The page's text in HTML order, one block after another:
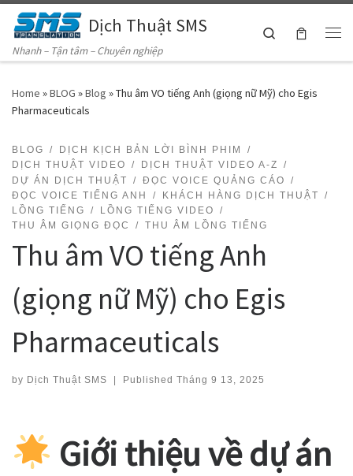
Skip to contentDịch Thuật SMS
Nhanh – Tận tâm – Chuyên nghiệp
Search
Home »BLOG »Blog »Thu âm VO tiếng Anh (giọng nữ Mỹ) cho Egis
Pharmaceuticals
BLOG
DỊCH KỊCH BẢN LỜI BÌNH PHIM
DỊCH THUẬT VIDEO
DỊCH THUẬT VIDEO A-Z
DỰ ÁN DỊCH THUẬT
ĐỌC VOICE QUẢNG CÁO
ĐỌC VOICE TIẾNG ANH
KHÁCH HÀNG DỊCH THUẬT
LỒNG TIẾNG
LỒNG TIẾNG VIDEO
THU ÂM GIỌNG ĐỌC
THU ÂM LỒNG TIẾNG
Thu âm VO tiếng Anh
(giọng nữ Mỹ) cho Egis
Pharmaceuticals
by Dịch Thuật SMS Published Tháng 9 13, 2025
Giới thiệu về dự án